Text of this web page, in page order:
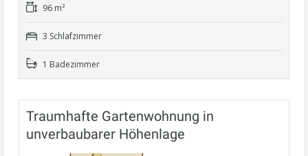
96 m²
3 Schlafzimmer
1 Badezimmer
Traumhafte Gartenwohnung in
unverbaubarer Höhenlage